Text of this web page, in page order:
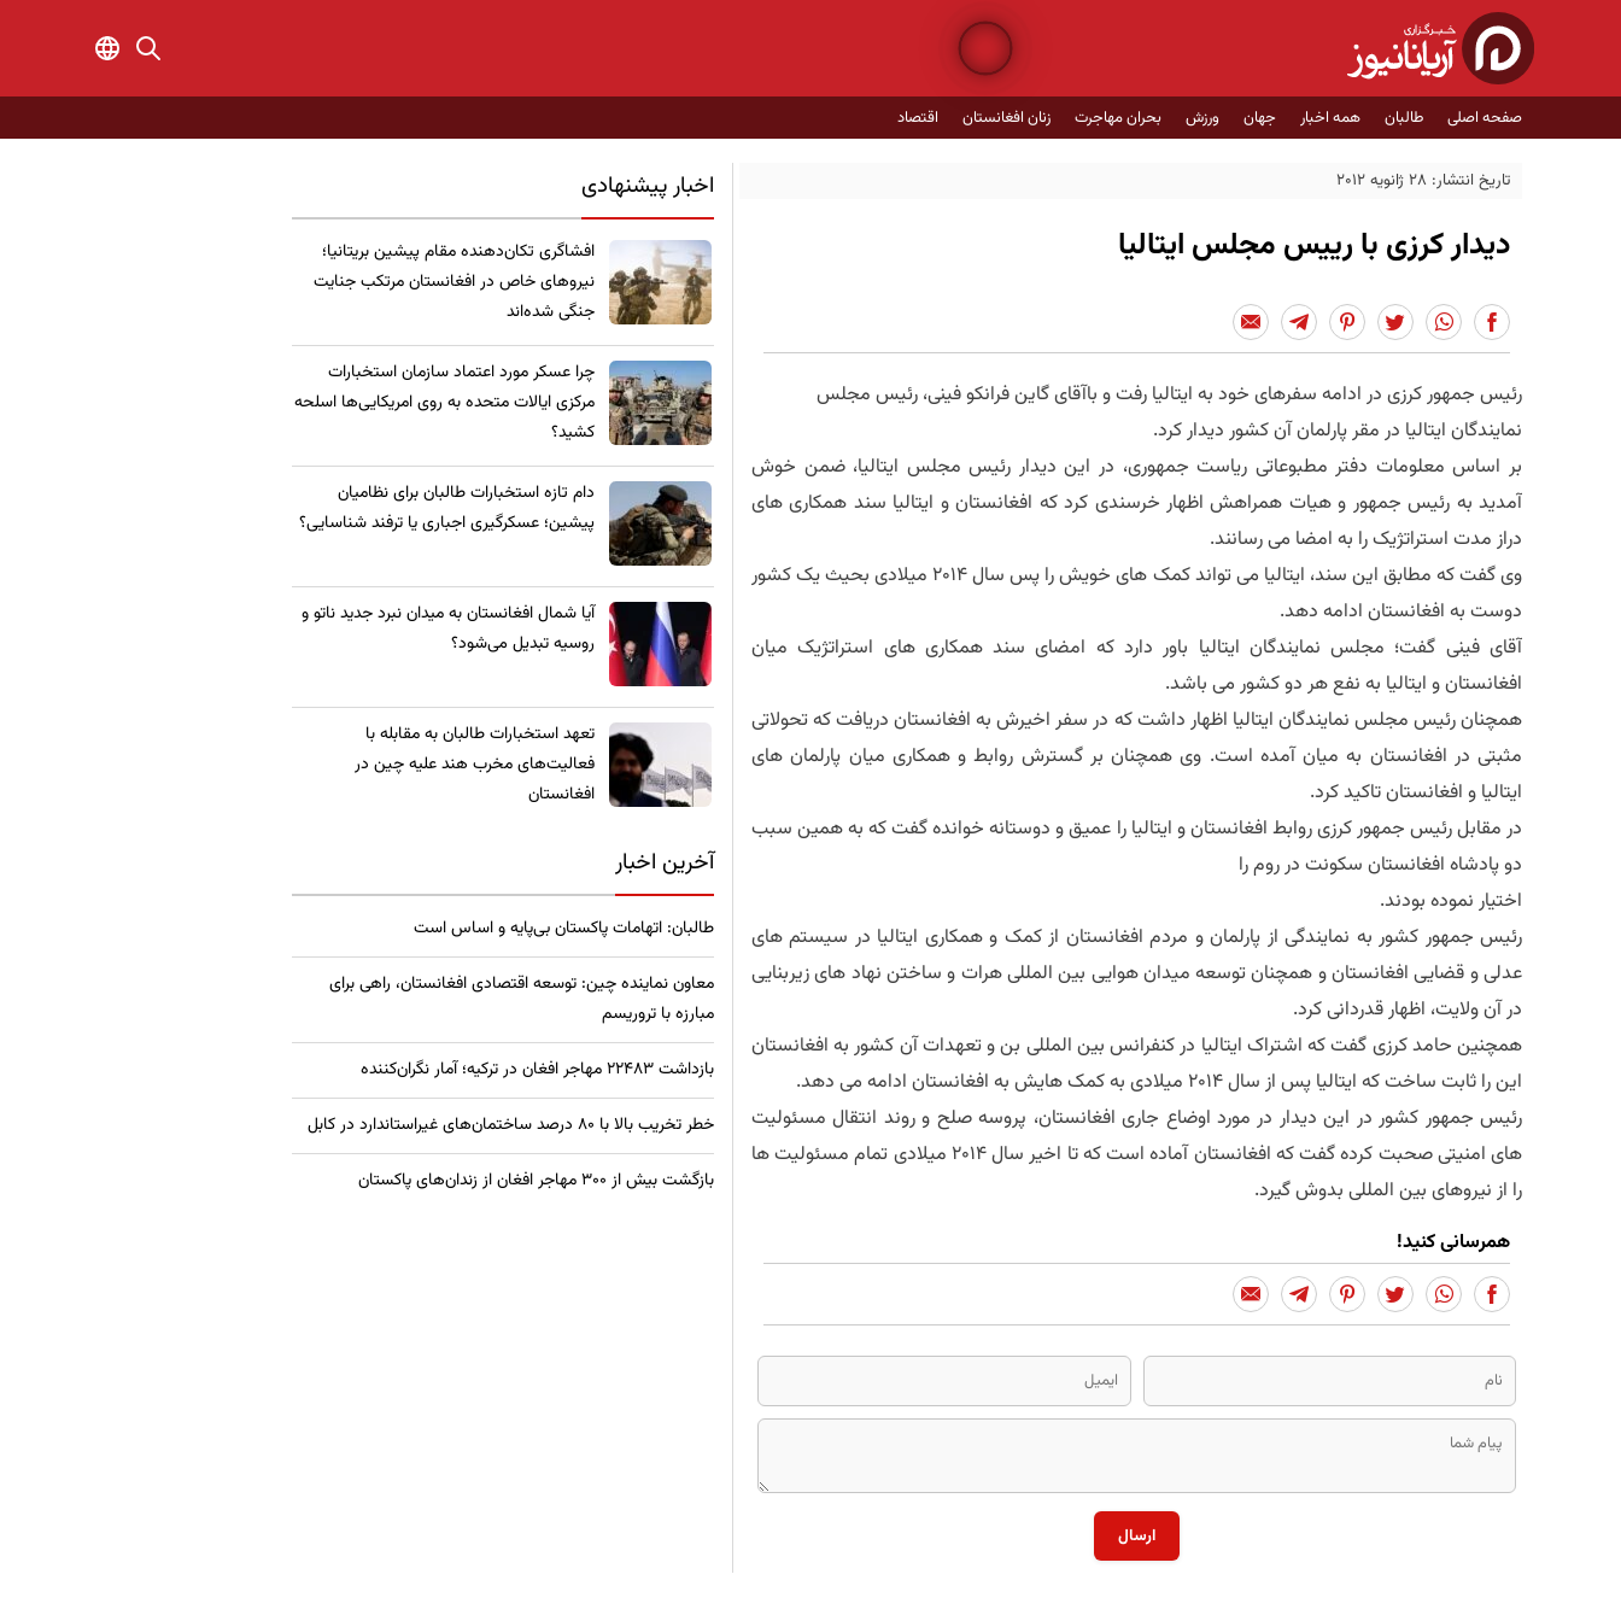
صفحه اصلی طالبان همه اخبار جهان ورزش بحران مهاجرت زنان افغانستان اقتصاد
تاریخ انتشار: 28 ژانویه 2012
دیدار کرزی با رییس مجلس ایتالیا
رئیس جمهور کرزی در ادامه سفرهای خود به ایتالیا رفت و باآقای گاین فرانکو فینی، رئیس مجلس
نمایندگان ایتالیا در مقر پارلمان آن کشور دیدار کرد.
بر اساس معلومات دفتر مطبوعاتی ریاست جمهوری، در این دیدار رئیس مجلس ایتالیا، ضمن خوش
آمدید به رئیس جمهور و هیات همراهش اظهار خرسندی کرد که افغانستان و ایتالیا سند همکاری های
دراز مدت استراتژیک را به امضا می رسانند.
وی گفت که مطابق این سند، ایتالیا می تواند کمک های خویش را پس سال 2014 میلادی بحیث یک کشور
دوست به افغانستان ادامه دهد.
آقای فینی گفت؛ مجلس نمایندگان ایتالیا باور دارد که امضای سند همکاری های استراتژیک میان
افغانستان و ایتالیا به نفع هر دو کشور می باشد.
همچنان رئیس مجلس نمایندگان ایتالیا اظهار داشت که در سفر اخیرش به افغانستان دریافت که تحولاتی
مثبتی در افغانستان به میان آمده است. وی همچنان بر گسترش روابط و همکاری میان پارلمان های
ایتالیا و افغانستان تاکید کرد.
در مقابل رئیس جمهور کرزی روابط افغانستان و ایتالیا را عمیق و دوستانه خوانده گفت که به همین سبب
دو پادشاه افغانستان سکونت در روم را
اختیار نموده بودند.
رئیس جمهور کشور به نمایندگی از پارلمان و مردم افغانستان از کمک و همکاری ایتالیا در سیستم های
عدلی و قضایی افغانستان و همچنان توسعه میدان هوایی بین المللی هرات و ساختن نهاد های زیربنایی
در آن ولایت، اظهار قدردانی کرد.
همچنین حامد کرزی گفت که اشتراک ایتالیا در کنفرانس بین المللی بن و تعهدات آن کشور به افغانستان
این را ثابت ساخت که ایتالیا پس از سال 2014 میلادی به کمک هایش به افغانستان ادامه می دهد.
رئیس جمهور کشور در این دیدار در مورد اوضاع جاری افغانستان، پروسه صلح و روند انتقال مسئولیت
های امنیتی صحبت کرده گفت که افغانستان آماده است که تا اخیر سال 2014 میلادی تمام مسئولیت ها
را از نیروهای بین المللی بدوش گیرد.
همرسانی کنید!
ارسال
اخبار پیشنهادی
​افشاگری تکان‌دهنده مقام پیشین بریتانیا؛
نیروهای خاص در افغانستان مرتکب جنایت
جنگی شده‌اند
چرا عسکر مورد اعتماد سازمان استخبارات
مرکزی ایالات متحده به روی امریکایی‌ها اسلحه
کشید؟
​دام تازه استخبارات طالبان برای نظامیان
پیشین؛ عسکرگیری اجباری یا ترفند شناسایی؟
​آیا شمال افغانستان به میدان نبرد جدید ناتو و
روسیه تبدیل می‌شود؟
تعهد استخبارات طالبان به مقابله با
فعالیت‌های مخرب هند علیه چین در
افغانستان
آخرین اخبار
طالبان: اتهامات پاکستان بی‌پایه و اساس است
معاون نماینده چین: توسعه اقتصادی افغانستان، راهی برای
مبارزه با تروریسم
بازداشت ۲۲۴۸۳ مهاجر افغان در ترکیه؛ آمار نگران‌کننده
خطر تخریب بالا با ۸۰ درصد ساختمان‌های غیراستاندارد در کابل
بازگشت بیش از ۳۰۰ مهاجر افغان از زندان‌های پاکستان